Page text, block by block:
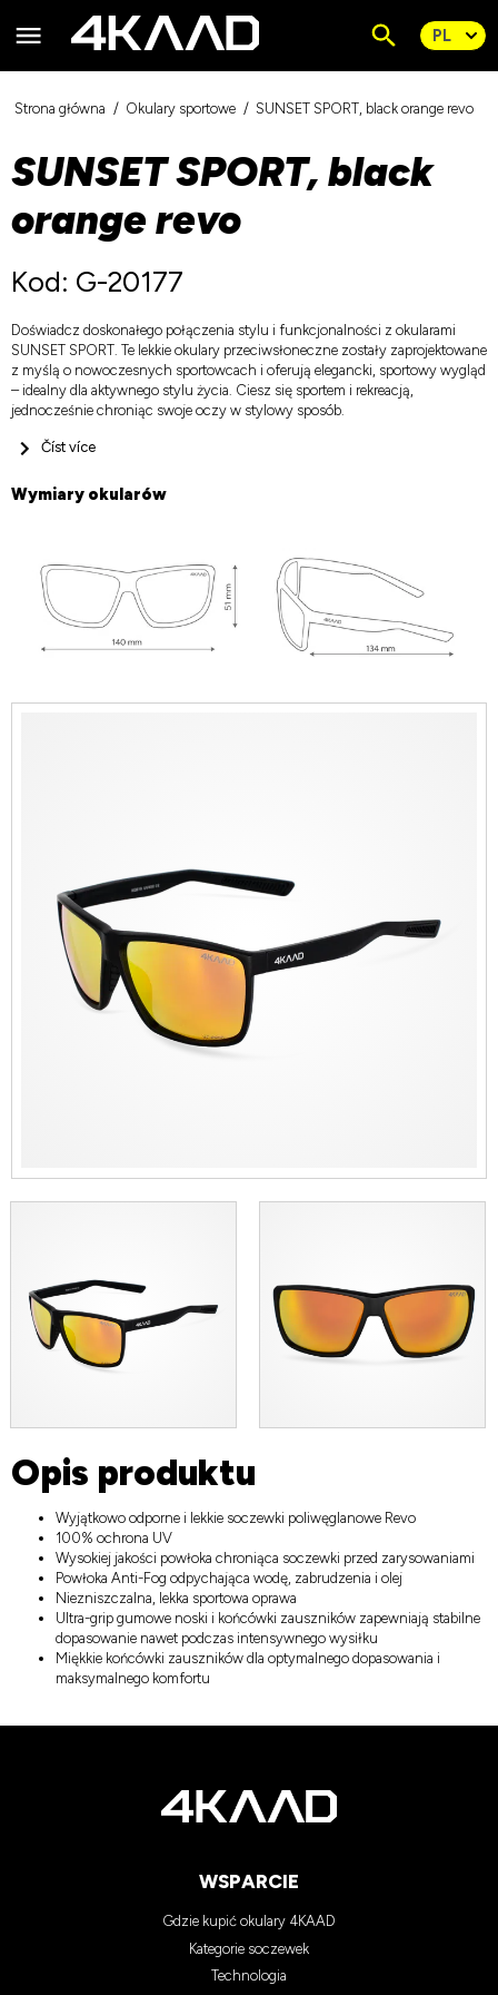
Strona główna Okulary sportowe SUNSET SPORT, black orange revo
SUNSET SPORT, black
orange revo
Kod: G-20177
Doświadcz doskonałego połączenia stylu i funkcjonalności z okularami
SUNSET SPORT. Te lekkie okulary przeciwsłoneczne zostały zaprojektowane
z myślą o nowoczesnych sportowcach i oferują elegancki, sportowy wygląd
– idealny dla aktywnego stylu życia. Ciesz się sportem i rekreacją,
jednocześnie chroniąc swoje oczy w stylowy sposób.
Číst více
Wymiary okularów
Opis produktu
Wyjątkowo odporne i lekkie soczewki poliwęglanowe Revo
100% ochrona UV
Wysokiej jakości powłoka chroniąca soczewki przed zarysowaniami
Powłoka Anti-Fog odpychająca wodę, zabrudzenia i olej
Niezniszczalna, lekka sportowa oprawa
Ultra-grip gumowe noski i końcówki zauszników zapewniają stabilne
dopasowanie nawet podczas intensywnego wysiłku
Miękkie końcówki zauszników dla optymalnego dopasowania i
maksymalnego komfortu
WSPARCIE
Gdzie kupić okulary 4KAAD
Kategorie soczewek
Technologia